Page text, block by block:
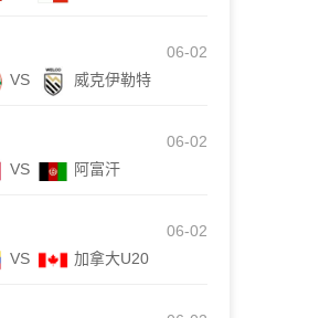
06-02
VS 威克伊勒特
06-02
VS 阿富汗
06-02
VS 加拿大U20